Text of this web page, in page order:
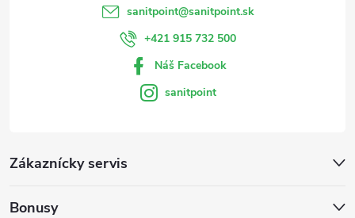
Zákaznícky servis
Bonusy
sanitpoint@sanitpoint.sk
+421 915 732 500
Náš Facebook
sanitpoint